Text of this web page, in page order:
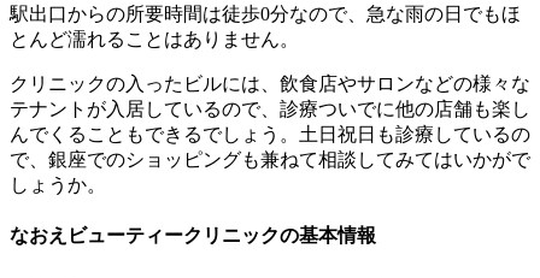
駅出口からの所要時間は徒歩0分なので、急な雨の日でもほ
とんど濡れることはありません。
クリニックの入ったビルには、飲食店やサロンなどの様々な
テナントが入居しているので、診療ついでに他の店舗も楽し
んでくることもできるでしょう。土日祝日も診療しているの
で、銀座でのショッピングも兼ねて相談してみてはいかがで
しょうか。
なおえビューティークリニックの基本情報